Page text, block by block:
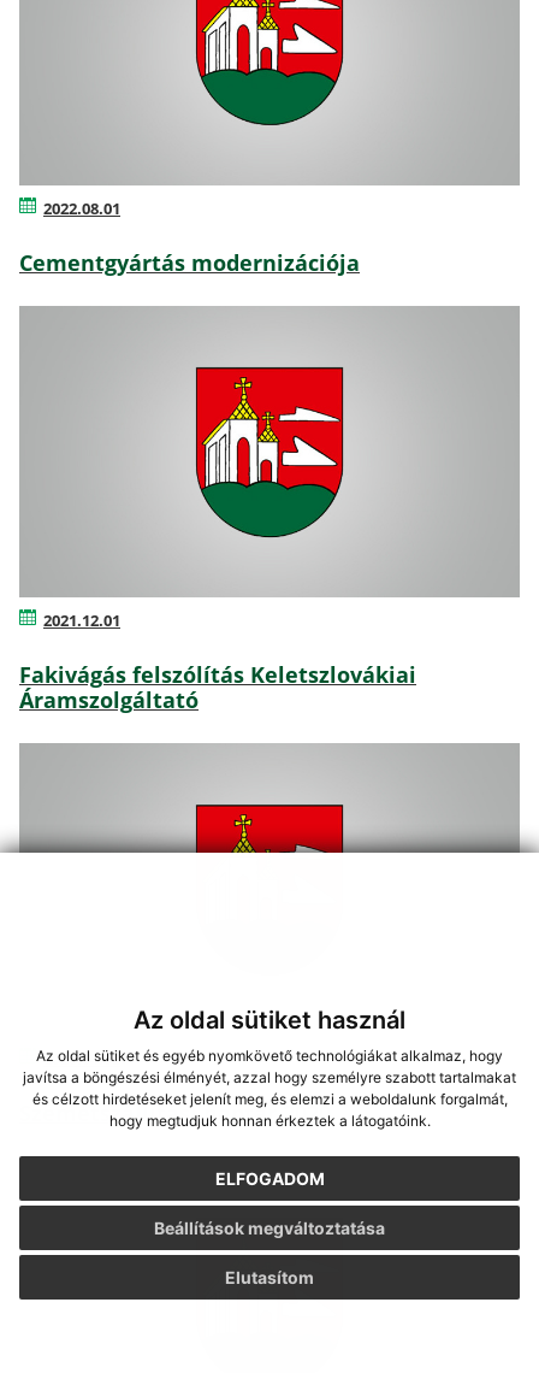
Az oldal sütiket használ
Az oldal sütiket és egyéb nyomkövető technológiákat alkalmaz, hogy
javítsa a böngészési élményét, azzal hogy személyre szabott tartalmakat
és célzott hirdetéseket jelenít meg, és elemzi a weboldalunk forgalmát,
hogy megtudjuk honnan érkeztek a látogatóink.
ELFOGADOM
Elutasítom
Beállítások megváltoztatása
2022.08.01
Cementgyártás modernizációja
2021.12.01
Fakivágás felszólítás Keletszlovákiai
Áramszolgáltató
2020.01.02
Szemétszállítási naptár 2020